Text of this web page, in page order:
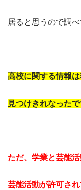
居ると思うので調べ
高校に関する情報
見つけきれなったで
ただ、学業と芸能
芸能活動が許可さ